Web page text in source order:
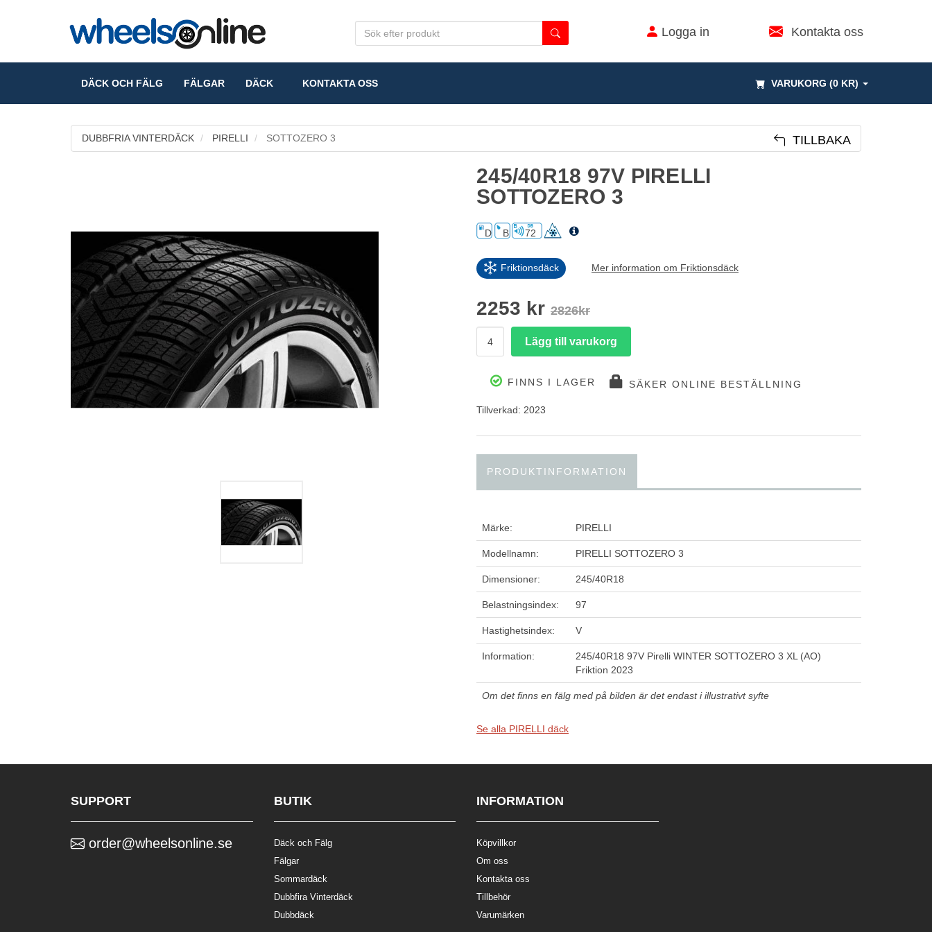
Logga in Kontakta oss
VARUKORG (0 KR)
DÄCK OCH FÄLG FÄLGAR DÄCK KONTAKTA OSS
DUBBFRIA VINTERDÄCK PIRELLI SOTTOZERO 3 TILLBAKA
245/40R18 97V PIRELLI
SOTTOZERO 3
D B 72
Friktionsdäck Mer information om Friktionsdäck
2253 kr 2826kr
FINNS I LAGER SÄKER ONLINE BESTÄLLNING
Tillverkad: 2023
PRODUKTINFORMATION
Märke: PIRELLI
Modellnamn: PIRELLI SOTTOZERO 3
Dimensioner: 245/40R18
Belastningsindex: 97
Hastighetsindex: V
Information:
245/40R18 97V Pirelli WINTER SOTTOZERO 3 XL (AO)
Friktion 2023
Om det finns en fälg med på bilden är det endast i illustrativt syfte
Se alla PIRELLI däck
SUPPORT
order@wheelsonline.se
BUTIK
Däck och Fälg
Fälgar
Sommardäck
Dubbfira Vinterdäck
Dubbdäck
INFORMATION
Köpvillkor
Om oss
Kontakta oss
Tillbehör
Varumärken